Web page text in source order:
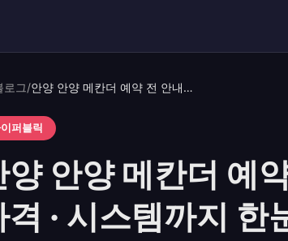
로그/ 안양 안양 메칸더 예약 전 안내｜분위기 · 가격 · 시스템까지 한눈에 정리
퍼블릭
양 안양 메칸더 예
격 · 시스템까지 한